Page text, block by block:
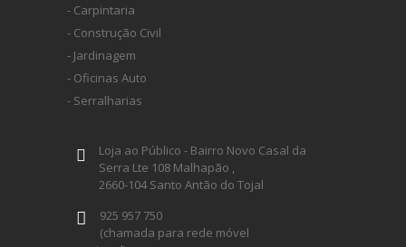
- Carpintaria
- Construção Civil
- Jardinagem
- Oficinas Auto
- Serralharias
Loja ao Público - Bairro Novo Casal da
Serra Lte 108 Malhapão ,
2660-104 Santo Antão do Tojal
925 957 750
(chamada para rede móvel